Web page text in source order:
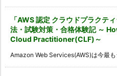
「AWS 認定 クラウドプラクテ
法・試験対策・合格体験記 ～
Cloud Practitioner(CLF)～
Amazon Web Services(AWS)は今最